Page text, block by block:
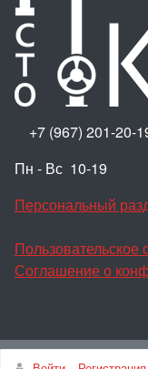
+7 (967) 201-20-
Пн - Вс 10-19
Персональный
Пользовательское
Соглашение о
Наверх